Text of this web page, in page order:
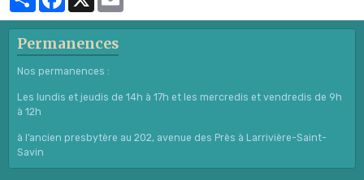
Permanences
Nos permanences :
Les lundis et jeudis de 14h à 17h et les mercredis et vendredis de 9h
à 12h
à l’ancien presbytère au 202, avenue des Près à Larrivière-Saint-
Savin